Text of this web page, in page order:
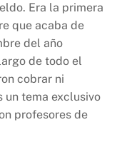
Era la primera
que acaba de
del año
de todo el
cobrar ni
un tema exclusivo
profesores de